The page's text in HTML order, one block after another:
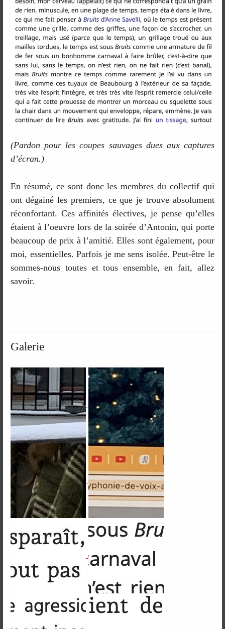
(Pardon pour les coupes sauvages dues aux captures
d’écran.)
En résumé, ce sont donc les membres du collectif qui
ont dégainé les premiers, ce que je trouve absolument
réconfortant. Ces affinités électives, je pense qu’elles
étaient à l’oeuvre lors de la soirée d’Antonin, qui porte
beaucoup de prix à l’amitié. Elles sont également, pour
moi, essentielles. Parfois je me sens isolée. Peut-être le
sommes-nous toutes et tous ensemble, en fait, allez
savoir.
Galerie